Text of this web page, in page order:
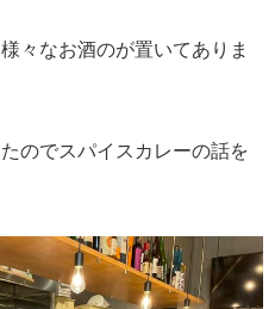
々なお酒のが置いてありま
のでスパイスカレーの話を